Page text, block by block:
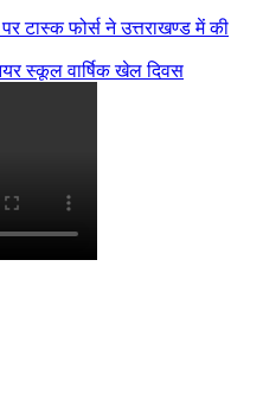
टास्क फोर्स ने उत्तराखण्ड में की
स्कूल वार्षिक खेल दिवस